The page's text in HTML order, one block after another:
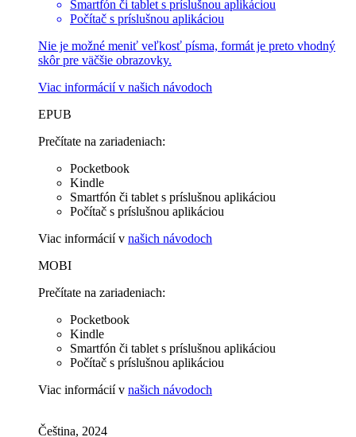
Smartfón či tablet s príslušnou aplikáciou
Počítač s príslušnou aplikáciou
Nie je možné meniť veľkosť písma, formát je preto vhodný
skôr pre väčšie obrazovky.
Viac informácií v našich návodoch
EPUB
Prečítate na zariadeniach:
Pocketbook
Kindle
Smartfón či tablet s príslušnou aplikáciou
Počítač s príslušnou aplikáciou
Viac informácií v našich návodoch
MOBI
Prečítate na zariadeniach:
Pocketbook
Kindle
Smartfón či tablet s príslušnou aplikáciou
Počítač s príslušnou aplikáciou
Viac informácií v našich návodoch
Čeština, 2024